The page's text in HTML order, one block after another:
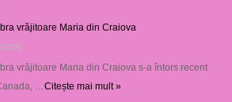
vrăjitoare Maria din Craiova
2026
vrăjitoare Maria din Craiova s-a întors recent
… Citește mai mult »